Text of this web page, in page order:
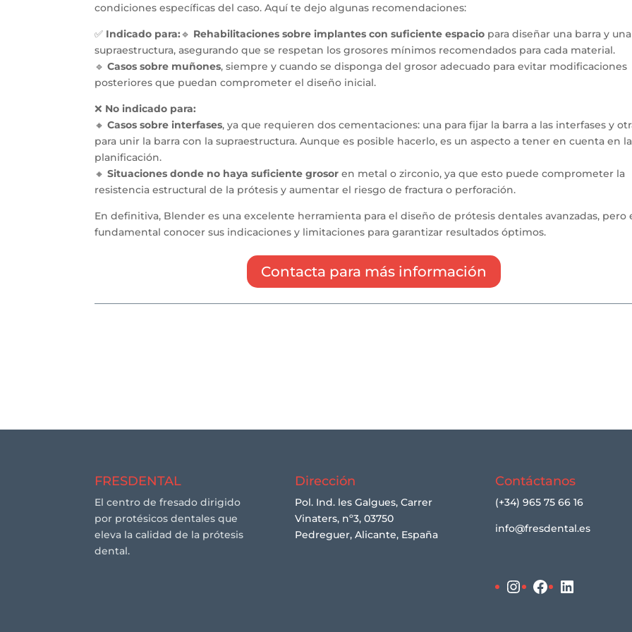
condiciones específicas del caso. Aquí te dejo algunas recomendaciones:
✅ Indicado para:🔹 Rehabilitaciones sobre implantes con suficiente espacio para diseñar una barra y una
supraestructura, asegurando que se respetan los grosores mínimos recomendados para cada material.
🔹Casos sobre muñones, siempre y cuando se disponga del grosor adecuado para evitar modificaciones
posteriores que puedan comprometer el diseño inicial.
❌ No indicado para:
🔸Casos sobre interfases, ya que requieren dos cementaciones: una para fijar la barra a las interfases y
para unir la barra con la supraestructura. Aunque es posible hacerlo, es un aspecto a tener en cuenta en la
planificación.
🔸Situaciones donde no haya suficiente grosor en metal o zirconio, ya que esto puede comprometer la
resistencia estructural de la prótesis y aumentar el riesgo de fractura o perforación.
En definitiva, Blender es una excelente herramienta para el diseño de prótesis dentales avanzadas, pero
fundamental conocer sus indicaciones y limitaciones para garantizar resultados óptimos.
Contacta para más información
FRESDENTAL
El centro de fresado dirigido
por protésicos dentales que
eleva la calidad de la prótesis
dental.
Dirección
Pol. Ind. les Galgues, Carrer
Vinaters, nº3, 03750
Pedreguer, Alicante, España
Contáctanos
(+34) 965 75 66 16
info@fresdental.es
Instagram
Facebook
LinkedIn